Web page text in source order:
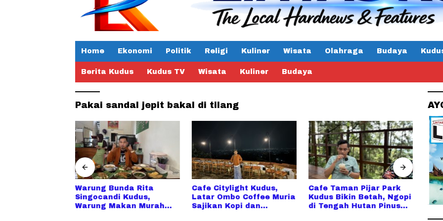
Home Ekonomi Politik Religi Kuliner Wisata Olahraga Budaya
Berita Kudus Kudus TV Wisata Kuliner Budaya
Pakai sandal jepit bakal di tilang
Warung Bunda Rita
Singocandi Kudus,
Warung Makan Murah
Cafe Citylight Kudus,
Latar Ombo Coffee Muria
Sajikan Kopi dan
Cafe Taman Pijar Park
Kudus Bikin Betah, Ngopi
di Tengah Hutan Pinus